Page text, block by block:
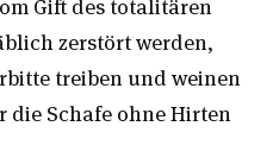
Gift des totalitären
zerstört werden,
treiben und weinen
die Schafe ohne Hirten